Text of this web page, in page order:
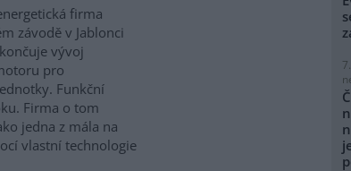
firma
závodě v Jablonci
vývoj
pro
Funkční
Firma o tom
jedna z mála na
vlastní technologie